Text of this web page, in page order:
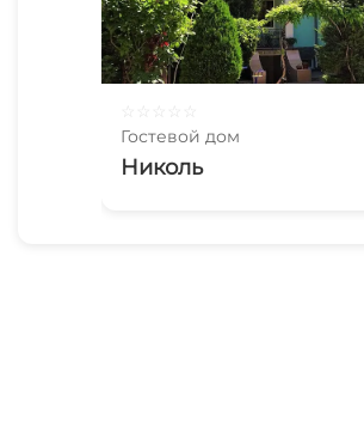
Гостевой дом
Николь